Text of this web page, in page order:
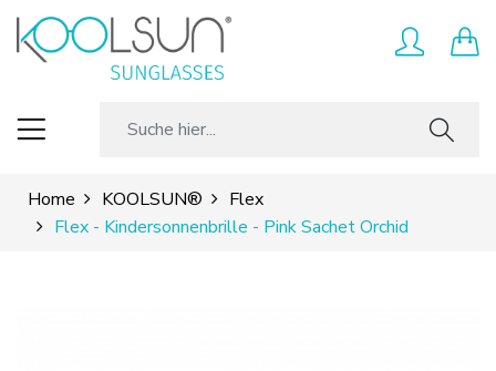
Home KOOLSUN®
Flex
Flex - Kindersonnenbrille - Pink Sachet Orchid